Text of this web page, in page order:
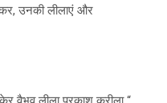
उनकी लीलाएं और